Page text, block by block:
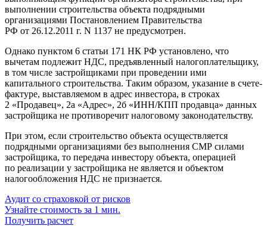
выполнении строительства объекта подрядными
организациями Постановлением Правительства
РФ от 26.12.2011 г. N 1137 не предусмотрен.
Однако пунктом 6 статьи 171 НК РФ установлено, что
вычетам подлежит НДС, предъявленный налогоплательщику,
в том числе застройщиками при проведении ими
капитального строительства. Таким образом, указание в счете-
фактуре, выставляемом в адрес инвестора, в строках
2 «Продавец», 2а «Адрес», 2б «ИНН/КПП продавца» данных
застройщика не противоречит налоговому законодательству.
При этом, если строительство объекта осуществляется
подрядными организациями без выполнения СМР силами
застройщика, то передача инвестору объекта, операцией
по реализации у застройщика не является и объектом
налогообложения НДС не признается.
Аудит со страховкой от рисков
Узнайте стоимость за 1 мин.
Получить расчет